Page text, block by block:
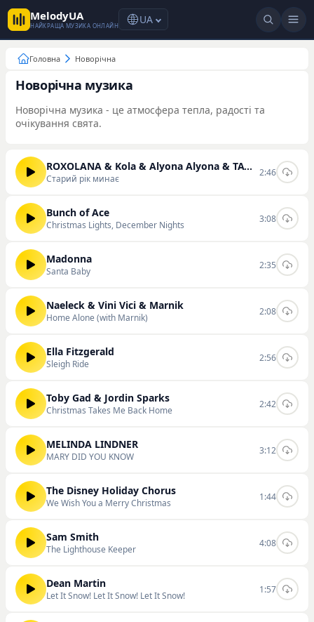
MelodyUA
НАЙКРАЩА МУЗИКА ОНЛАЙН UA
Головна Новорічна
Новорічна музика
Новорічна музика - це атмосфера тепла, радості та
очікування свята.
ROXOLANA & Kola & Alyona Alyona & TAYANNA & Творчі & Parfeniuk
Старий рік минає
2:46
Bunch of Ace
Christmas Lights, December Nights
3:08
Madonna
Santa Baby
2:35
Naeleck & Vini Vici & Marnik
Home Alone (with Marnik)
2:08
Ella Fitzgerald
Sleigh Ride
2:56
Toby Gad & Jordin Sparks
Christmas Takes Me Back Home
2:42
MELINDA LINDNER
MARY DID YOU KNOW
3:12
The Disney Holiday Chorus
We Wish You a Merry Christmas
1:44
Sam Smith
The Lighthouse Keeper
4:08
Dean Martin
Let It Snow! Let It Snow! Let It Snow!
1:57